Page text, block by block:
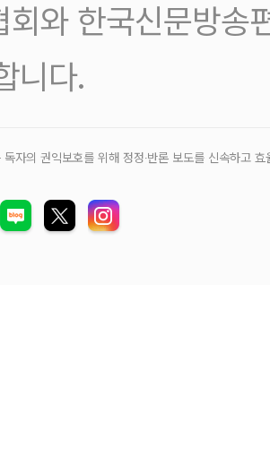
회와 한국신문방송
니다.
자의 권익보호를 위해 정정‧반론 보도를 신속하고